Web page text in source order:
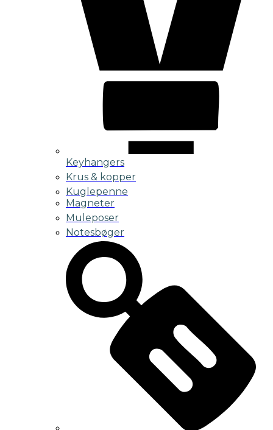
Keyhangers
Krus & kopper
Kuglepenne
Magneter
Muleposer
Notesbøger